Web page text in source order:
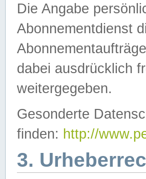
Die Angabe
Abonnementdienst
dabei ausdrücklich
weitergegeben.
Gesonderte
finden: http://
3.